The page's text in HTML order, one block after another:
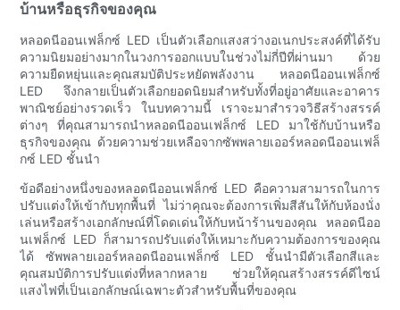
บ้านหรือธุรกิจของคุณ
หลอดนีออนเฟล็กซ์ LED เป็นตัวเลือกแสงสว่างอเนกประสงค์ที่ได้รับ
ความนิยมอย่างมากในวงการออกแบบในช่วงไม่กี่ปีที่ผ่านมา ด้วย
ความยืดหยุ่นและคุณสมบัติประหยัดพลังงาน หลอดนีออนเฟล็กซ์
LED จึงกลายเป็นตัวเลือกยอดนิยมสำหรับทั้งที่อยู่อาศัยและอาคาร
พาณิชย์อย่างรวดเร็ว ในบทความนี้ เราจะมาสำรวจวิธีสร้างสรรค์
ต่างๆ ที่คุณสามารถนำหลอดนีออนเฟล็กซ์ LED มาใช้กับบ้านหรือ
ธุรกิจของคุณ ด้วยความช่วยเหลือจากซัพพลายเออร์หลอดนีออนเฟล็
กซ์ LED ชั้นนำ
ข้อดีอย่างหนึ่งของหลอดนีออนเฟล็กซ์ LED คือความสามารถในการ
ปรับแต่งให้เข้ากับทุกพื้นที่ ไม่ว่าคุณจะต้องการเพิ่มสีสันให้กับห้องนั่ง
เล่นหรือสร้างเอกลักษณ์ที่โดดเด่นให้กับหน้าร้านของคุณ หลอดนีออ
นเฟล็กซ์ LED ก็สามารถปรับแต่งให้เหมาะกับความต้องการของคุณ
ได้ ซัพพลายเออร์หลอดนีออนเฟล็กซ์ LED ชั้นนำมีตัวเลือกสีและ
คุณสมบัติการปรับแต่งที่หลากหลาย ช่วยให้คุณสร้างสรรค์ดีไซน์
แสงไฟที่เป็นเอกลักษณ์เฉพาะตัวสำหรับพื้นที่ของคุณ